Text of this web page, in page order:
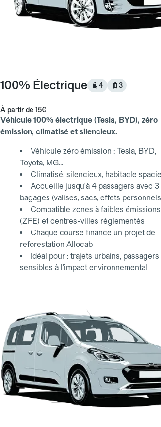
100% Électrique 4 3
À partir de 15€
Véhicule 100% électrique (Tesla, BYD), zéro
émission, climatisé et silencieux.
Véhicule zéro émission : Tesla, BYD,
Toyota, MG...
Climatisé, silencieux, habitacle
Accueille jusqu'à 4 passagers avec 3
bagages (valises, sacs, effets
Compatible zones à faibles émissions
(ZFE) et centres-villes réglementés
Chaque course finance un projet de
reforestation Allocab
Idéal pour : trajets urbains, passagers
sensibles à l'impact environnemental